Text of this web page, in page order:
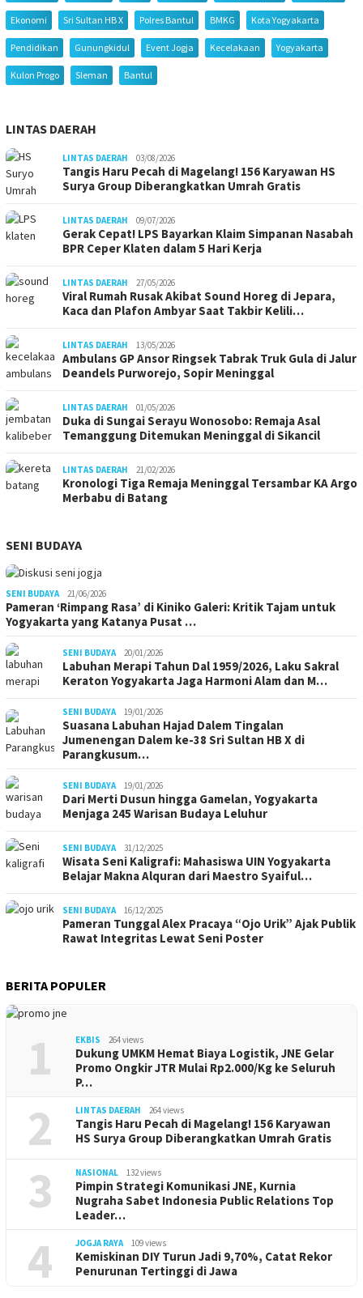
Ekonomi Sri Sultan HB X Polres Bantul BMKG Kota Yogyakarta
Pendidikan Gunungkidul Event Jogja Kecelakaan Yogyakarta
Kulon Progo Sleman Bantul
LINTAS DAERAH
LINTAS DAERAH 03/08/2026
Tangis Haru Pecah di Magelang! 156 Karyawan HS
Surya Group Diberangkatkan Umrah Gratis
LINTAS DAERAH 09/07/2026
Gerak Cepat! LPS Bayarkan Klaim Simpanan Nasabah
BPR Ceper Klaten dalam 5 Hari Kerja
LINTAS DAERAH 27/05/2026
Viral Rumah Rusak Akibat Sound Horeg di Jepara,
Kaca dan Plafon Ambyar Saat Takbir Kelili…
LINTAS DAERAH 13/05/2026
Ambulans GP Ansor Ringsek Tabrak Truk Gula di Jalur
Deandels Purworejo, Sopir Meninggal
LINTAS DAERAH 01/05/2026
Duka di Sungai Serayu Wonosobo: Remaja Asal
Temanggung Ditemukan Meninggal di Sikancil
LINTAS DAERAH 21/02/2026
Kronologi Tiga Remaja Meninggal Tersambar KA Argo
Merbabu di Batang
SENI BUDAYA
SENI BUDAYA 21/06/2026
Pameran ‘Rimpang Rasa’ di Kiniko Galeri: Kritik Tajam untuk
Yogyakarta yang Katanya Pusat …
SENI BUDAYA 20/01/2026
Labuhan Merapi Tahun Dal 1959/2026, Laku Sakral
Keraton Yogyakarta Jaga Harmoni Alam dan M…
SENI BUDAYA 19/01/2026
Suasana Labuhan Hajad Dalem Tingalan
Jumenengan Dalem ke-38 Sri Sultan HB X di
Parangkusum…
SENI BUDAYA 19/01/2026
Dari Merti Dusun hingga Gamelan, Yogyakarta
Menjaga 245 Warisan Budaya Leluhur
SENI BUDAYA 31/12/2025
Wisata Seni Kaligrafi: Mahasiswa UIN Yogyakarta
Belajar Makna Alquran dari Maestro Syaiful…
SENI BUDAYA 16/12/2025
Pameran Tunggal Alex Pracaya “Ojo Urik” Ajak Publik
Rawat Integritas Lewat Seni Poster
BERITA POPULER
1 EKBIS 264 views
Dukung UMKM Hemat Biaya Logistik, JNE Gelar
Promo Ongkir JTR Mulai Rp2.000/Kg ke Seluruh
P…
2 LINTAS DAERAH 264 views
Tangis Haru Pecah di Magelang! 156 Karyawan
HS Surya Group Diberangkatkan Umrah Gratis
3 NASIONAL 132 views
Pimpin Strategi Komunikasi JNE, Kurnia
Nugraha Sabet Indonesia Public Relations Top
Leader…
4 JOGJA RAYA 109 views
Kemiskinan DIY Turun Jadi 9,70%, Catat Rekor
Penurunan Tertinggi di Jawa